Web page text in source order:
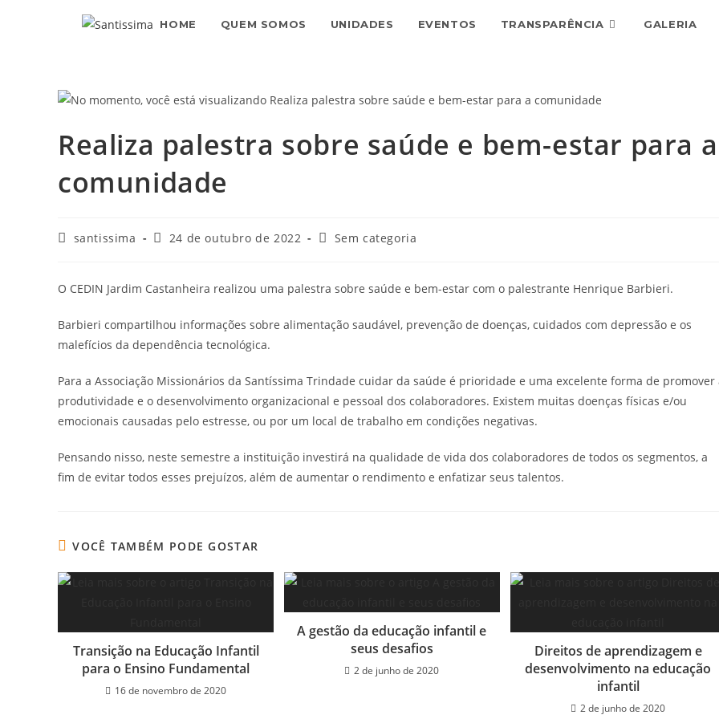
HOME QUEM SOMOS UNIDADES EVENTOS TRANSPARÊNCIA GALERIA
Realiza palestra sobre saúde e bem-estar para a
comunidade
santissima 24 de outubro de 2022 Sem categoria
O CEDIN Jardim Castanheira realizou uma palestra sobre saúde e bem-estar com o palestrante Henrique Barbieri.
Barbieri compartilhou informações sobre alimentação saudável, prevenção de doenças, cuidados com depressão e os
malefícios da dependência tecnológica.
Para a Associação Missionários da Santíssima Trindade cuidar da saúde é prioridade e uma excelente forma de promover
produtividade e o desenvolvimento organizacional e pessoal dos colaboradores. Existem muitas doenças físicas e/ou
emocionais causadas pelo estresse, ou por um local de trabalho em condições negativas.
Pensando nisso, neste semestre a instituição investirá na qualidade de vida dos colaboradores de todos os segmentos, a
fim de evitar todos esses prejuízos, além de aumentar o rendimento e enfatizar seus talentos.
VOCÊ TAMBÉM PODE GOSTAR
Transição na Educação Infantil
para o Ensino Fundamental
16 de novembro de 2020
A gestão da educação infantil e
seus desafios
2 de junho de 2020
Direitos de aprendizagem e
desenvolvimento na educação
infantil
2 de junho de 2020